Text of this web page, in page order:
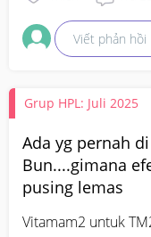
Viết phản hồi
Grup HPL: Juli 2025
Ada yg pernah
Bun....gimana
pusing lemas
Vitamam2 untuk